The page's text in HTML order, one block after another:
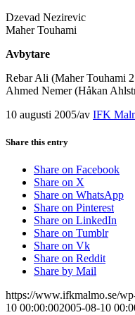
Dzevad Nezirevic
Maher Touhami
Avbytare
Rebar Ali (Maher Touhami
Ahmed Nemer (Håkan
10 augusti 2005/av IFK
Share this entry
Share on Facebook
Share on X
Share on WhatsApp
Share on Pinterest
Share on LinkedIn
Share on Tumblr
Share on Vk
Share on Reddit
Share by Mail
https://www.ifkmalmo.se/
10 00:00:002005-08-10